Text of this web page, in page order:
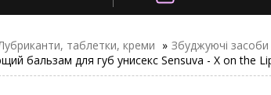
таблетки, креми » Збуджуючі засоби
бальзам для губ унисекс Sensuva - X on the